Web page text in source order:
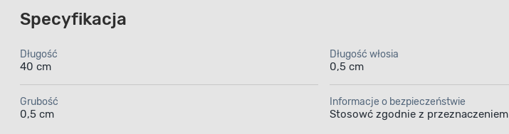
Specyfikacja
Długość
40 cm
Długość włosia
0,5 cm
Grubość
0,5 cm
Informacje o bezpieczeństwie
Stosowć zgodnie z przeznaczeniem